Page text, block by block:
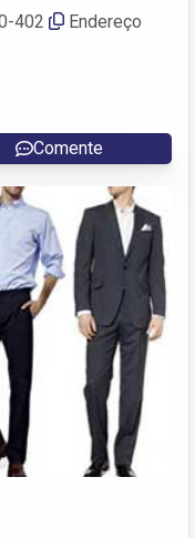
402
Endereço
Comente